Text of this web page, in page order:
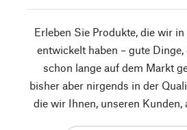
Erleben Sie Produkte, die wir
entwickelt haben – gute
schon lange auf dem Markt
bisher aber nirgends in der
die wir Ihnen, unseren Kunden,